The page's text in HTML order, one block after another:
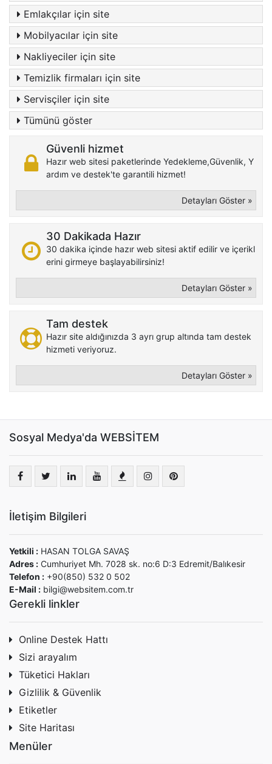
Emlakçılar için site
Mobilyacılar için site
Nakliyeciler için site
Temizlik firmaları için site
Servisçiler için site
Tümünü göster
Güvenli hizmet
Hazır web sitesi paketlerinde Yedekleme,Güvenlik, Y
ardım ve destek'te garantili hizmet!
Detayları Göster »
30 Dakikada Hazır
30 dakika içinde hazır web sitesi aktif edilir ve içerikl
erini girmeye başlayabilirsiniz!
Detayları Göster »
Tam destek
Hazır site aldığınızda 3 ayrı grup altında tam destek
hizmeti veriyoruz.
Detayları Göster »
Sosyal Medya'da WEBSİTEM
İletişim Bilgileri
Yetkili : HASAN TOLGA SAVAŞ
Adres : Cumhuriyet Mh. 7028 sk. no:6 D:3 Edremit/Balıkesir
Telefon : +90(850) 532 0 502
E-Mail : bilgi@websitem.com.tr
Gerekli linkler
Online Destek Hattı
Sizi arayalım
Tüketici Hakları
Gizlilik & Güvenlik
Etiketler
Site Haritası
Menüler